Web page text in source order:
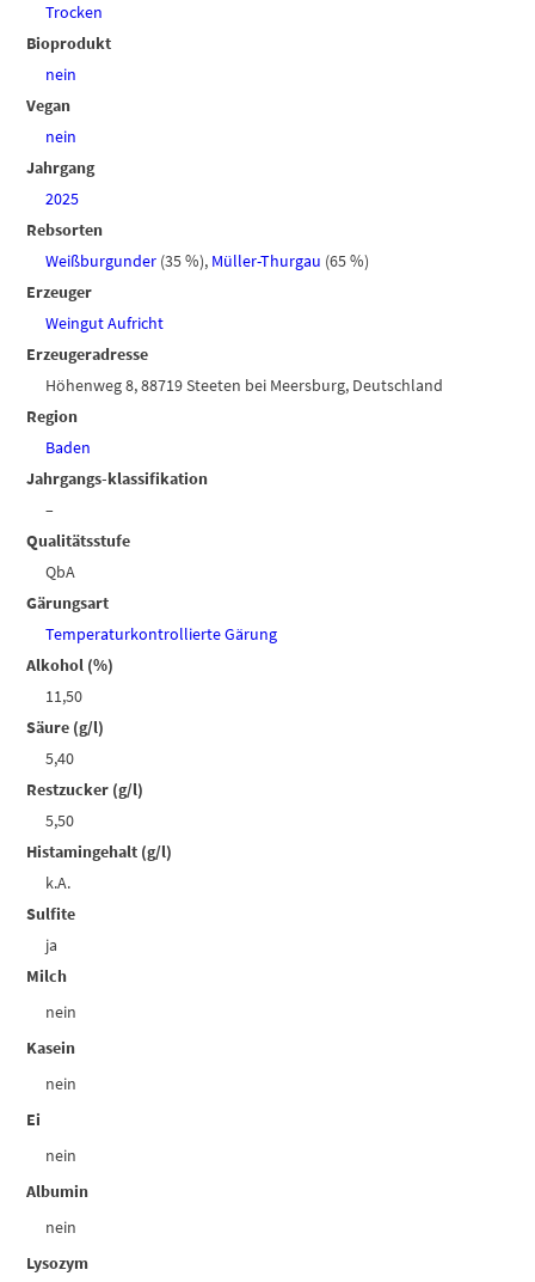
Trocken
Bioprodukt
nein
Vegan
nein
Jahrgang
2025
Rebsorten
Weißburgunder (35 %), Müller-Thurgau (65 %)
Erzeuger
Weingut Aufricht
Erzeugeradresse
Höhenweg 8, 88719 Steeten bei Meersburg, Deutschland
Region
Baden
Jahrgangs-klassifikation
–
Qualitätsstufe
QbA
Gärungsart
Temperaturkontrollierte Gärung
Alkohol (%)
11,50
Säure (g/l)
5,40
Restzucker (g/l)
5,50
Histamingehalt (g/l)
k.A.
Sulfite
ja
Milch
nein
Kasein
nein
Ei
nein
Albumin
nein
Lysozym